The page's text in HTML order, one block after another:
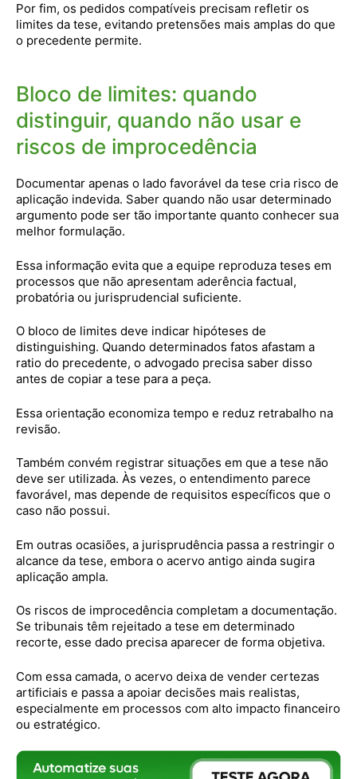
Por fim, os pedidos compatíveis precisam refletir os
limites da tese, evitando pretensões mais amplas do que
o precedente permite.
Bloco de limites: quando
distinguir, quando não usar e
riscos de improcedência
Documentar apenas o lado favorável da tese cria risco de
aplicação indevida. Saber quando não usar determinado
argumento pode ser tão importante quanto conhecer sua
melhor formulação.
Essa informação evita que a equipe reproduza teses em
processos que não apresentam aderência factual,
probatória ou jurisprudencial suficiente.
O bloco de limites deve indicar hipóteses de
distinguishing. Quando determinados fatos afastam a
ratio do precedente, o advogado precisa saber disso
antes de copiar a tese para a peça.
Essa orientação economiza tempo e reduz retrabalho na
revisão.
Também convém registrar situações em que a tese não
deve ser utilizada. Às vezes, o entendimento parece
favorável, mas depende de requisitos específicos que o
caso não possui.
Em outras ocasiões, a jurisprudência passa a restringir o
alcance da tese, embora o acervo antigo ainda sugira
aplicação ampla.
Os riscos de improcedência completam a documentação.
Se tribunais têm rejeitado a tese em determinado
recorte, esse dado precisa aparecer de forma objetiva.
Com essa camada, o acervo deixa de vender certezas
artificiais e passa a apoiar decisões mais realistas,
especialmente em processos com alto impacto financeiro
ou estratégico.